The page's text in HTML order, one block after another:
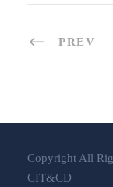
PREV
Copyright All
CIT&CD